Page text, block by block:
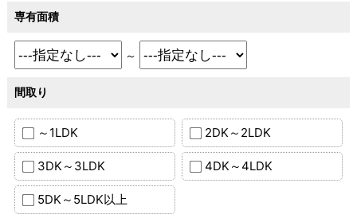
専有面積
～
間取り
～1LDK 2DK～2LDK
3DK～3LDK 4DK～4LDK
5DK～5LDK以上